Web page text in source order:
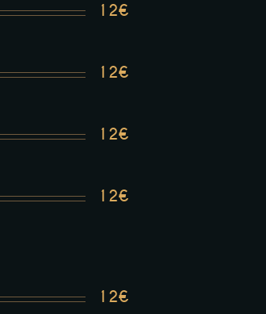
12€
12€
12€
12€
12€